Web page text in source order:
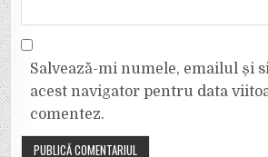
Salvează-mi numele, emailul și
acest navigator pentru data
comentez.